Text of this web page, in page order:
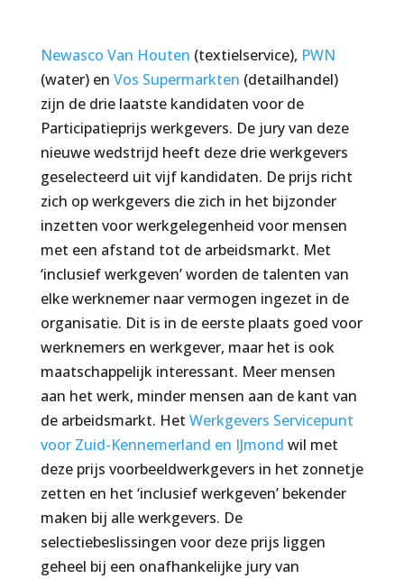
Newasco Van Houten (textielservice), PWN
(water) en Vos Supermarkten (detailhandel)
zijn de drie laatste kandidaten voor de
Participatieprijs werkgevers. De jury van deze
nieuwe wedstrijd heeft deze drie werkgevers
geselecteerd uit vijf kandidaten. De prijs richt
zich op werkgevers die zich in het bijzonder
inzetten voor werkgelegenheid voor mensen
met een afstand tot de arbeidsmarkt. Met
‘inclusief werkgeven’ worden de talenten van
elke werknemer naar vermogen ingezet in de
organisatie. Dit is in de eerste plaats goed voor
werknemers en werkgever, maar het is ook
maatschappelijk interessant. Meer mensen
aan het werk, minder mensen aan de kant van
de arbeidsmarkt. Het Werkgevers Servicepunt
voor Zuid-Kennemerland en IJmond wil met
deze prijs voorbeeldwerkgevers in het zonnetje
zetten en het ‘inclusief werkgeven’ bekender
maken bij alle werkgevers. De
selectiebeslissingen voor deze prijs liggen
geheel bij een onafhankelijke jury van